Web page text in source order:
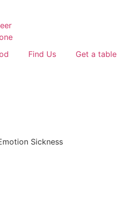
Find Us Get a table